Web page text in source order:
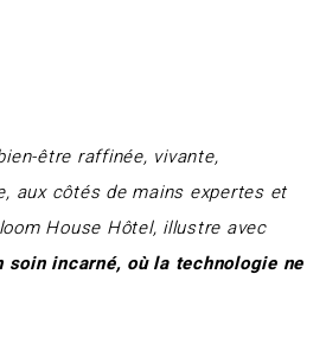
être raffinée, vivante,
aux côtés de mains expertes et
House Hôtel, illustre avec
soin incarné, où la technologie ne